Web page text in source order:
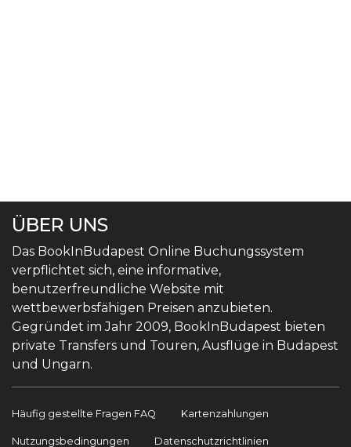
ÜBER UNS
Das BookInBudapest Online Buchungssystem
verpflichtet sich, eine informative,
benutzerfreundliche Website mit
wettbewerbsfähigen Preisen anzubieten.
Gegründet im Jahr 2009, BookInBudapest bieten
private Transfers und Touren, Ausflüge in Budapest
und Ungarn.
Häufig gestellte Fragen FAQ Kartenzahlungen
Nutzungsbedingungen Datenschutzrichtlinien